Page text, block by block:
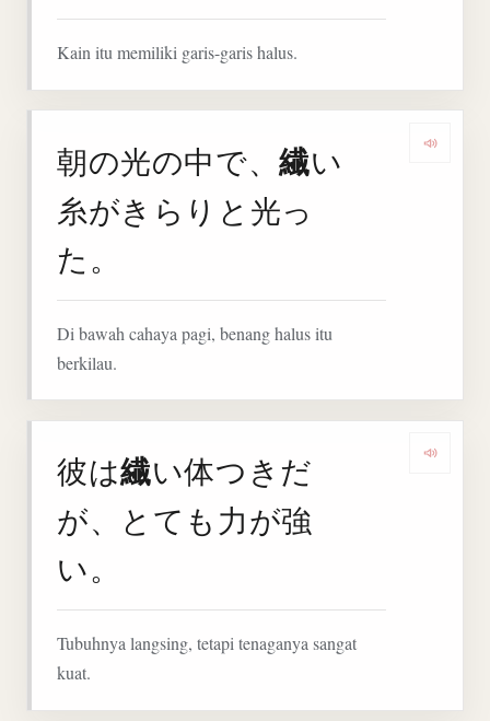
Kain itu memiliki garis-garis halus.
朝の光の中で、繊い
糸がきらりと光っ
た。
Di bawah cahaya pagi, benang halus itu
berkilau.
彼は繊い体つきだ
が、とても力が強
い。
Tubuhnya langsing, tetapi tenaganya sangat
kuat.